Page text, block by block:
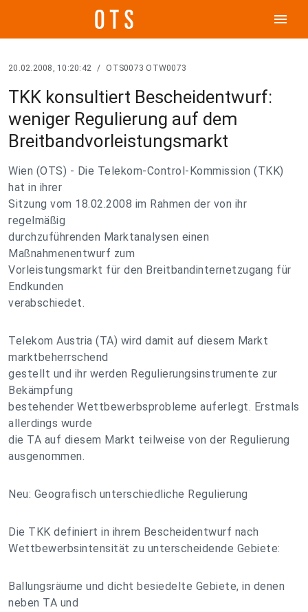
menu
20.02.2008, 10:20:42 / OTS0073 OTW0073
TKK konsultiert Bescheidentwurf:
weniger Regulierung auf dem
Breitbandvorleistungsmarkt
Wien (OTS) - Die Telekom-Control-Kommission (TKK)
hat in ihrer
Sitzung vom 18.02.2008 im Rahmen der von ihr
regelmäßig
durchzuführenden Marktanalysen einen
Maßnahmenentwurf zum
Vorleistungsmarkt für den Breitbandinternetzugang für
Endkunden
verabschiedet.
Telekom Austria (TA) wird damit auf diesem Markt
marktbeherrschend
gestellt und ihr werden Regulierungsinstrumente zur
Bekämpfung
bestehender Wettbewerbsprobleme auferlegt. Erstmals
allerdings wurde
die TA auf diesem Markt teilweise von der Regulierung
ausgenommen.
Neu: Geografisch unterschiedliche Regulierung
Die TKK definiert in ihrem Bescheidentwurf nach
Wettbewerbsintensität zu unterscheidende Gebiete:
Ballungsräume und dicht besiedelte Gebiete, in denen
neben TA und